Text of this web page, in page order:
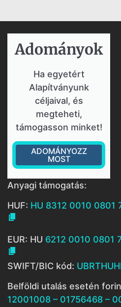
Adományok​
Ha egyetért
Alapítványunk
céljaival, és
megteheti,
támogasson minket!
ADOMÁNYOZZ
MOST
Anyagi támogatás:
HUF: HU 8312 0010

EUR: HU 6212 0010 0801

SWIFT/BIC kód:
Belföldi utalás esetén
12001008 – 01756468 –